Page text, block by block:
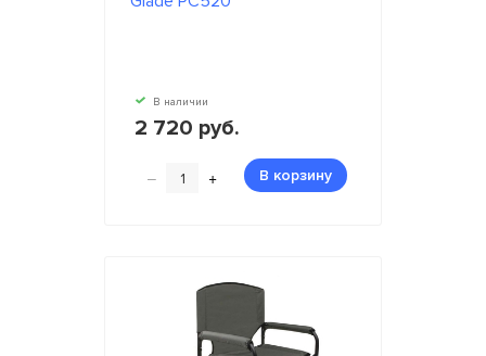
В наличии
2 720 руб.
– + В корзину